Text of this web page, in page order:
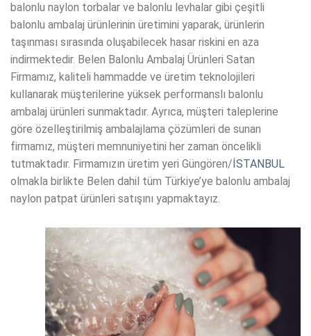
balonlu naylon torbalar ve balonlu levhalar gibi çeşitli
balonlu ambalaj ürünlerinin üretimini yaparak, ürünlerin
taşınması sırasında oluşabilecek hasar riskini en aza
indirmektedir. Belen Balonlu Ambalaj Ürünleri Satan
Firmamız, kaliteli hammadde ve üretim teknolojileri
kullanarak müşterilerine yüksek performanslı balonlu
ambalaj ürünleri sunmaktadır. Ayrıca, müşteri taleplerine
göre özelleştirilmiş ambalajlama çözümleri de sunan
firmamız, müşteri memnuniyetini her zaman öncelikli
tutmaktadır. Firmamızın üretim yeri Güngören/ İSTANBUL
olmakla birlikte Belen dahil tüm Türkiye’ye balonlu ambalaj
naylon patpat ürünleri satışını yapmaktayız.